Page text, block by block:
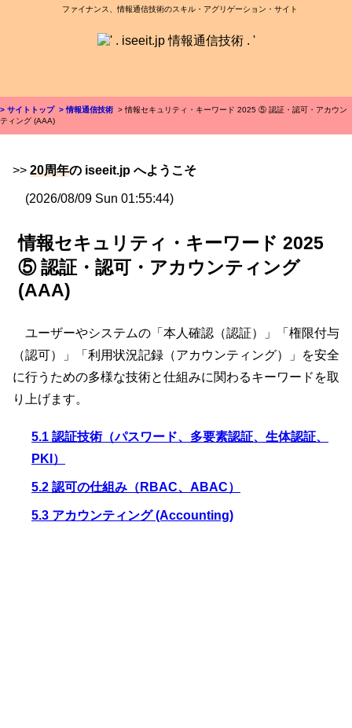
ファイナンス、情報通信技術のスキル・アグリゲーション・サイト
> サイトトップ > 情報通信技術 > 情報セキュリティ・キーワード 2025 ⑤ 認証・認可・アカウン
ティング (AAA)
>> 20周年の iseeit.jp へようこそ
(2026/08/09 Sun 01:55:44)
情報セキュリティ・キーワード 2025
⑤ 認証・認可・アカウンティング
(AAA)
ユーザーやシステムの「本人確認（認証）」「権限付与
（認可）」「利用状況記録（アカウンティング）」を安全
に行うための多様な技術と仕組みに関わるキーワードを取
り上げます。
5.1 認証技術（パスワード、多要素認証、生体認証、
PKI）
5.2 認可の仕組み（RBAC、ABAC）
5.3 アカウンティング (Accounting)